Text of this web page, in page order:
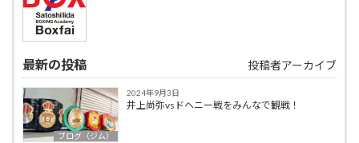
最新の投稿 投稿者アーカイブ
ブログ（ジム）
2024年9月3日
井上尚弥vsドヘニー戦をみんなで観戦！